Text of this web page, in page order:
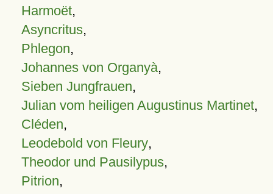
Harmoët,
Asyncritus,
Phlegon,
Johannes von Organyà,
Sieben Jungfrauen,
Julian vom heiligen Augustinus Martinet,
Cléden,
Leodebold von Fleury,
Theodor und Pausilypus,
Pitrion,